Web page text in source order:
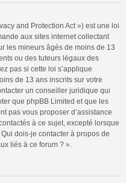
and Protection Act ») est une loi
aux sites internet collectant
les mineurs âgés de moins de 13
ou des tuteurs légaux des
pas si cette loi s’applique
de 13 ans inscrits sur votre
un conseiller juridique qui
que phpBB Limited et que les
pas vous proposer d’assistance
à ce sujet, excepté lorsque
dois-je contacter à propos de
liés à ce forum ? ».